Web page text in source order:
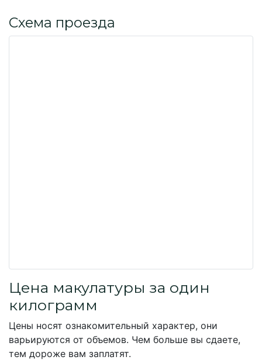
Схема проезда
Цена макулатуры за один
килограмм
Цены носят ознакомительный характер, они
варьируются от объемов. Чем больше вы сдаете,
тем дороже вам заплатят.